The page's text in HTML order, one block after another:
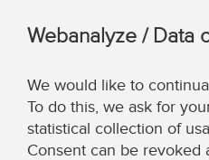
Webanalyze / Data
We would like to
To do this, we ask for
statistical collection of
Consent can be revoked